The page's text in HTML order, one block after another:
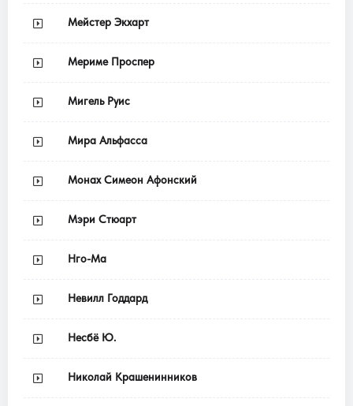
Мейстер Экхарт
Мериме Проспер
Мигель Руис
Мира Альфасса
Монах Симеон Афонский
Мэри Стюарт
Нго-Ма
Невилл Годдард
Несбё Ю.
Николай Крашенинников